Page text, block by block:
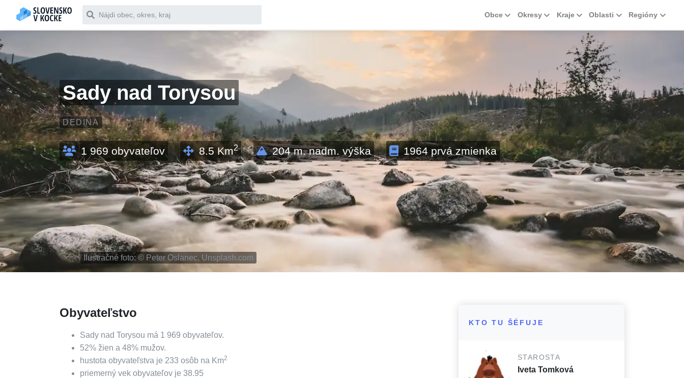
Čo chceš vyhľadať
Obce Okresy Kraje Oblasti Regióny
Sady nad Torysou
DEDINA
1 969 obyvateľov 8.5Km2 204m. nadm. výška 1964prvá zmienka
Ilustračné foto: © Peter Oslanec, Unsplash.com
Obyvateľstvo
Sady nad Torysou má 1 969 obyvateľov.
52% žien a 48% mužov.
hustota obyvateľstva je 233 osôb na Km2
priemerný vek obyvateľov je 38.95
KTO TU ŠÉFUJE
STAROSTA
Iveta Tomková